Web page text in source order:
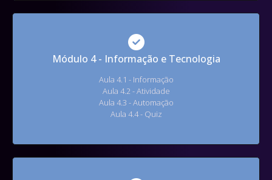
Módulo 4 - Informação e Tecnologia
Aula 4.1 - Informação
Aula 4.2 - Atividade
Aula 4.3 - Automação
Aula 4.4 - Quiz